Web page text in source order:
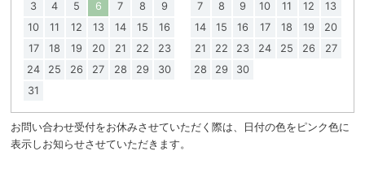
3
4 5 6 7 8
9
10
11 12 13 14 15
16
17
18 19 20 21 22
23
24
25 26 27 28 29
30
31
7
8 9 10 11 12
13
14
15 16 17 18 19
20
21
22 23 24 25 26
27
28
29 30
お問い合わせ受付をお休みさせていただく際は、日付の色をピンク色に
表示しお知らせさせていただきます。